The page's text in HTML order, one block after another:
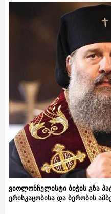
ვიოლონჩელისტი ბიჭის გზა
ერისკაცობისა და ბერობის